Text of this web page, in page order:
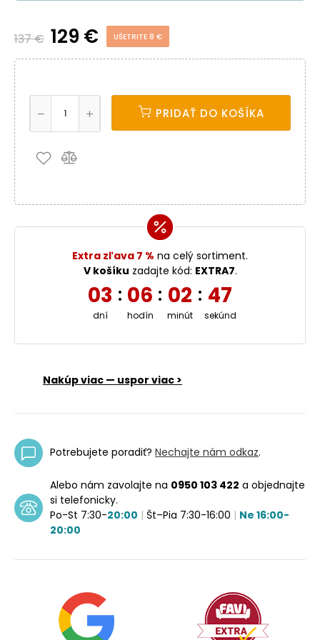
137 € 129 € UŠETRITE 8 €
PRIDAŤ DO KOŠÍKA
Extra zľava 7 % na celý sortiment.
V košíku zadajte kód: EXTRA7.
03
dní
: 06
hodín
: 02
minút
: 47
sekúnd
Nakúp viac — uspor viac >
Potrebujete poradiť? Nechajte nám odkaz.
Alebo nám zavolajte na 0950 103 422 a objednajte
si telefonicky.
Po-St 7:30-20:00 | Št–Pia 7:30-16:00 | Ne 16:00-
20:00